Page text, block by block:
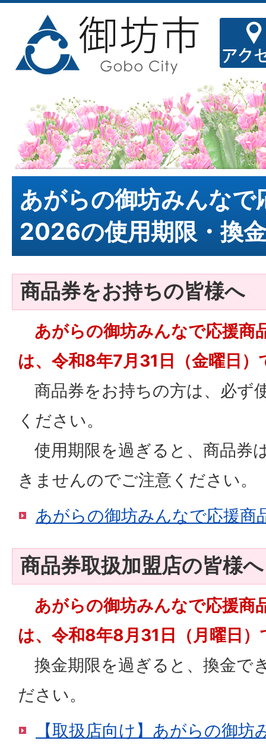
あがらの御坊みんなで
2026の使用期限・換
商品券をお持ちの皆様へ
あがらの御坊みんなで応援商
は、令和8年7月31日（金曜日）
商品券をお持ちの方は、必ず
ください。
使用期限を過ぎると、商品券
きませんのでご注意ください。
あがらの御坊みんなで応援商
商品券取扱加盟店の皆様へ
あがらの御坊みんなで応援商
は、令和8年8月31日（月曜日）
換金期限を過ぎると、換金で
ださい。
【取扱店向け】あがらの御